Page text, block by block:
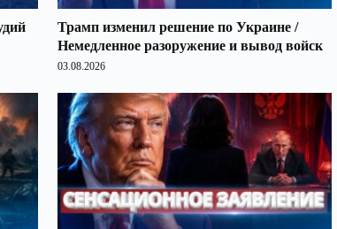
Трамп изменил решение по Украине /
Немедленное разоружение и вывод войск
03.08.2026